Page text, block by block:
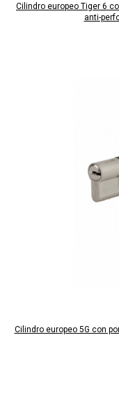
Cilindro europeo Tiger 6
anti-
Cilindro europeo 5G con